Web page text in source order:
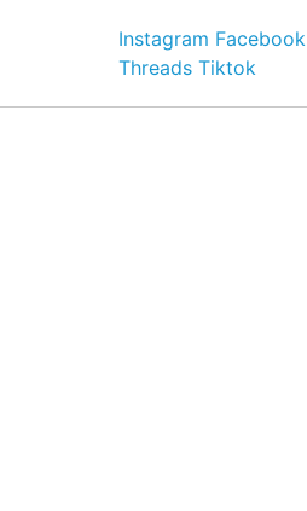
Instagram Facebook
Threads Tiktok